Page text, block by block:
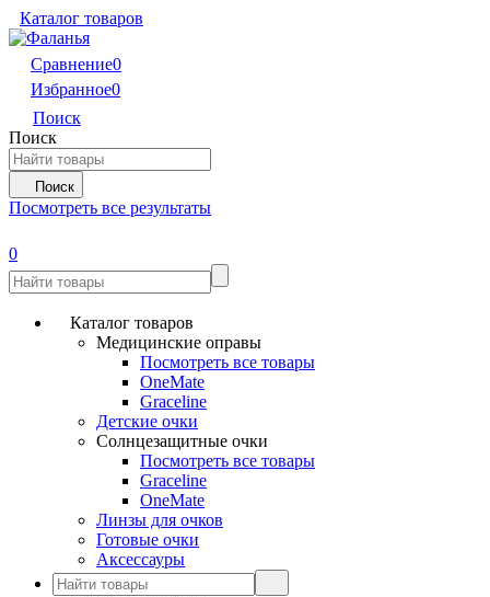
Каталог товаров
Сравнение0
Избранное0
Поиск
Поиск
Поиск
Посмотреть все результаты
0
Каталог товаров
Медицинские оправы
Посмотреть все товары
OneMate
Graceline
Детские очки
Солнцезащитные очки
Посмотреть все товары
Graceline
OneMate
Линзы для очков
Готовые очки
Аксессауры